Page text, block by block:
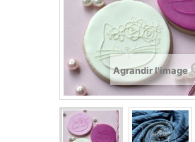
Agrandir l'image